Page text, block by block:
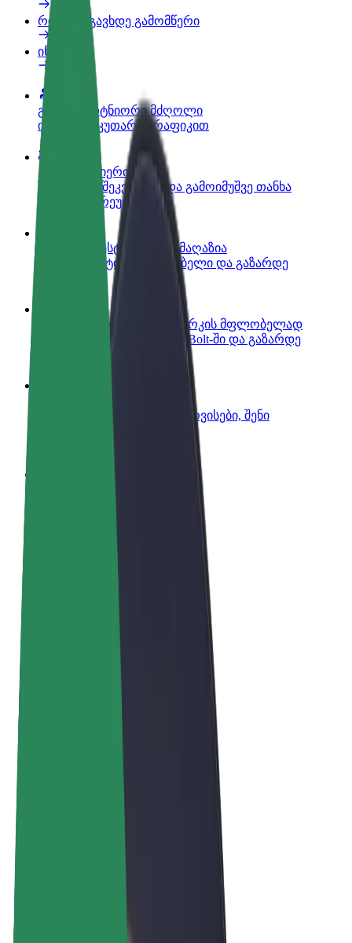
როგორ გავხდე გამომწერი
ინფო
გახდი პარტნიორი მძღოლი
იმუშავე საკუთარი გრაფიკით
გახდი კურიერი
შეასრულე შეკვეთები და გამოიმუშვე თანხა
ყოველკვირეულად
დაამატე რესტორანი ან მაღაზია
მოიზიდე მეტი მომხმარებელი და გაზარდე
დარეგისტრირდი ავტოპარკის მფლობელად
დაამატე შენი ავტოპარკი Bolt-ში და გაზარდე
Bolt-ის პროდუქტები და სერვისები, შენი
უსაფრთხოება